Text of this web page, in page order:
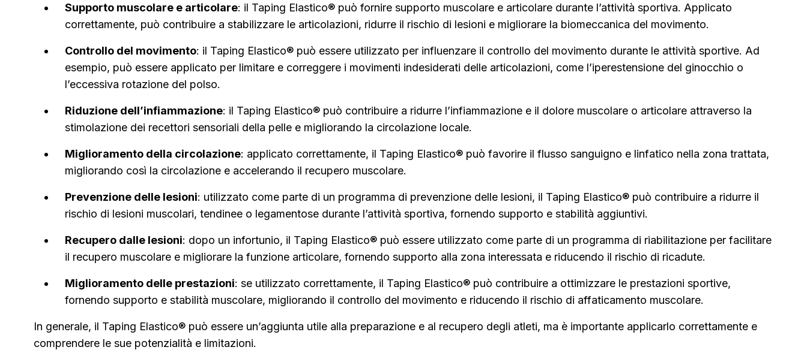
Supporto muscolare e articolare: il Taping Elastico® può fornire supporto muscolare e articolare durante l’attività sportiva. Applicato
correttamente, può contribuire a stabilizzare le articolazioni, ridurre il rischio di lesioni e migliorare la biomeccanica del movimento.
Controllo del movimento: il Taping Elastico® può essere utilizzato per influenzare il controllo del movimento durante le attività sportive. Ad
esempio, può essere applicato per limitare e correggere i movimenti indesiderati delle articolazioni, come l’iperestensione del ginocchio o
l’eccessiva rotazione del polso.
Riduzione dell’infiammazione: il Taping Elastico® può contribuire a ridurre l’infiammazione e il dolore muscolare o articolare attraverso la
stimolazione dei recettori sensoriali della pelle e migliorando la circolazione locale.
Miglioramento della circolazione: applicato correttamente, il Taping Elastico® può favorire il flusso sanguigno e linfatico nella zona trattata,
migliorando così la circolazione e accelerando il recupero muscolare.
Prevenzione delle lesioni: utilizzato come parte di un programma di prevenzione delle lesioni, il Taping Elastico® può contribuire a ridurre il
rischio di lesioni muscolari, tendinee o legamentose durante l’attività sportiva, fornendo supporto e stabilità aggiuntivi.
Recupero dalle lesioni: dopo un infortunio, il Taping Elastico® può essere utilizzato come parte di un programma di riabilitazione per facilitare
il recupero muscolare e migliorare la funzione articolare, fornendo supporto alla zona interessata e riducendo il rischio di ricadute.
Miglioramento delle prestazioni: se utilizzato correttamente, il Taping Elastico® può contribuire a ottimizzare le prestazioni sportive,
fornendo supporto e stabilità muscolare, migliorando il controllo del movimento e riducendo il rischio di affaticamento muscolare.
In generale, il Taping Elastico® può essere un’aggiunta utile alla preparazione e al recupero degli atleti, ma è importante applicarlo correttamente e
comprendere le sue potenzialità e limitazioni.